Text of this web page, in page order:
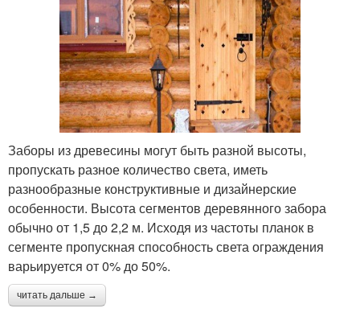
Заборы из древесины могут быть разной высоты,
пропускать разное количество света, иметь
разнообразные конструктивные и дизайнерские
особенности. Высота сегментов деревянного забора
обычно от 1,5 до 2,2 м. Исходя из частоты планок в
сегменте пропускная способность света ограждения
варьируется от 0% до 50%.
читать дальше →